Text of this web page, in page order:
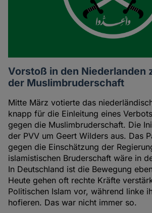
Vorstoß in den Niederlanden
der Muslimbruderschaft
Mitte März votierte das
knapp für die Einleitung eines
gegen die Muslimbruderschaft. Die
der PVV um Geert Wilders aus. Das
gegen die Einschätzung der
islamistischen Bruderschaft wäre in
In Deutschland ist die Bewegung
Heute gehen oft rechte Kräfte
Politischen Islam vor, während linke
hofieren. Das war nicht immer so.